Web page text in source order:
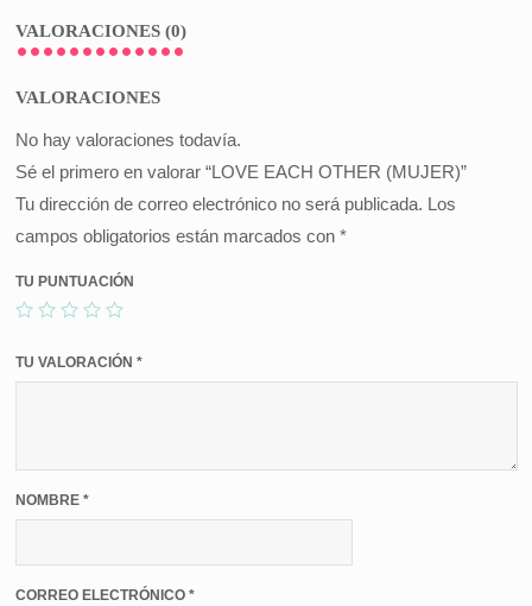
VALORACIONES (0)
VALORACIONES
No hay valoraciones todavía.
Sé el primero en valorar “LOVE EACH OTHER (MUJER)”
Tu dirección de correo electrónico no será publicada. Los
campos obligatorios están marcados con *
TU PUNTUACIÓN
TU VALORACIÓN *
NOMBRE *
CORREO ELECTRÓNICO *